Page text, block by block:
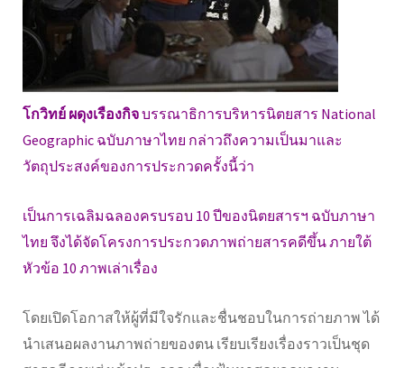
โกวิทย์ ผดุงเรืองกิจบรรณาธิการบริหารนิตยสาร National
Geographic ฉบับภาษาไทย กล่าวถึงความเป็นมาและ
วัตถุประสงค์ของการประกวดครั้งนี้ว่า
เป็นการเฉลิมฉลองครบรอบ 10 ปีของนิตยสารฯ ฉบับภาษา
ไทย จึงได้จัดโครงการประกวดภาพถ่ายสารคดีขึ้น ภายใต้
หัวข้อ 10 ภาพเล่าเรื่อง
โดยเปิดโอกาสให้ผู้ที่มีใจรักและชื่นชอบในการถ่ายภาพ ได้
นำเสนอผลงานภาพถ่ายของตน เรียบเรียงเรื่องราวเป็นชุด